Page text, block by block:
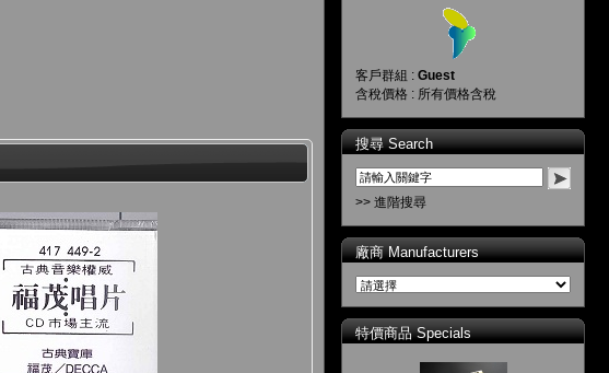
客戶群組 : Guest
含稅價格 : 所有價格含稅
搜尋 Search
>> 進階搜尋
廠商 Manufacturers
特價商品 Specials